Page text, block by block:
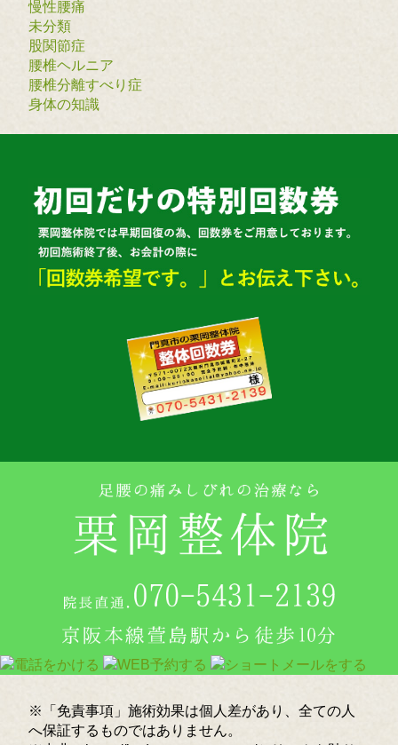
慢性腰痛
未分類
股関節症
腰椎ヘルニア
腰椎分離すべり症
身体の知識
※「免責事項」施術効果は個人差があり、全ての人
へ保証するものではありません。